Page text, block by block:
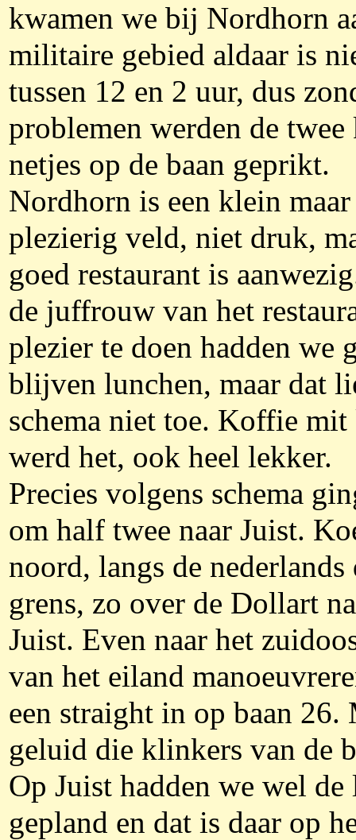
kwamen we bij Nordhorn
militaire gebied aldaar is
tussen 12 en 2 uur, dus
problemen werden de twee
netjes op de baan geprikt.
Nordhorn is een klein maar
plezierig veld, niet druk,
goed restaurant is
de juffrouw van het
plezier te doen hadden we
blijven lunchen, maar dat
schema niet toe. Koffie mit
werd het, ook heel lekker.
Precies volgens schema
om half twee naar Juist.
noord, langs de nederlands
grens, zo over de Dollart
Juist. Even naar het
van het eiland
een straight in op baan 26.
geluid die klinkers van de
Op Juist hadden we wel de
gepland en dat is daar op